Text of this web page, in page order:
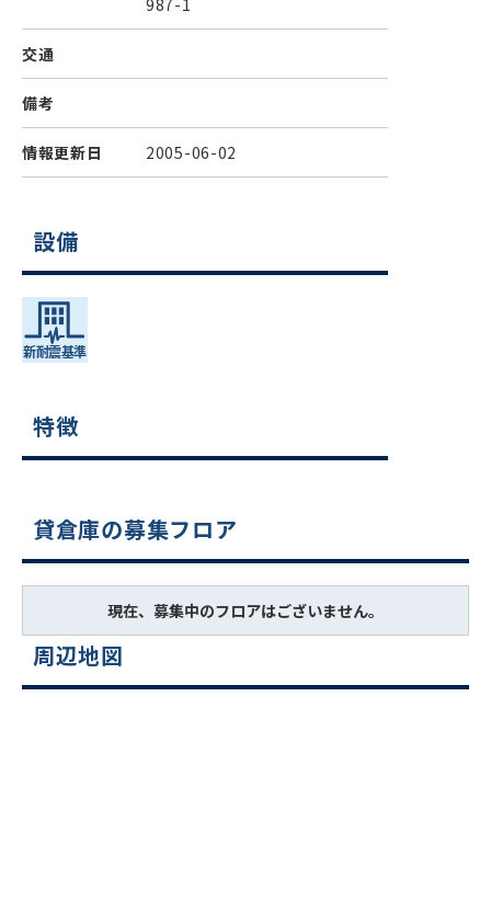
987-1
交通
備考
情報更新日 2005-06-02
設備
特徴
貸倉庫の募集フロア
現在、募集中のフロアはございません。
周辺地図